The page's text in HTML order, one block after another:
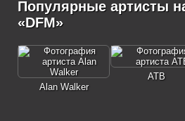
Популярные артисты
«DFM»
Alan Walker
ATB